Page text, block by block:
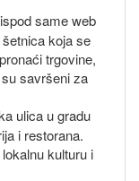
same web
koja se
trgovine,
savršeni za
ulica u gradu
i restorana.
kulturu i